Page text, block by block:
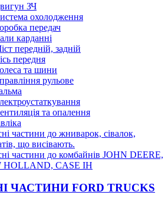
ЗЧ
охолодження
передач
карданні
передній, задній
передня
та шини
рульове
та опалення
частини до жниварок, сівалок,
що висівають.
частини до комбайнів JOHN DEERE,
HOLLAND, CASE IH
ЧАСТИНИ FORD TRUCKS